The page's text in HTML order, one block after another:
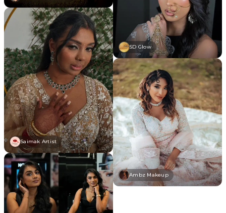
Saimak Artist
SD Glow
Ambz Makeup